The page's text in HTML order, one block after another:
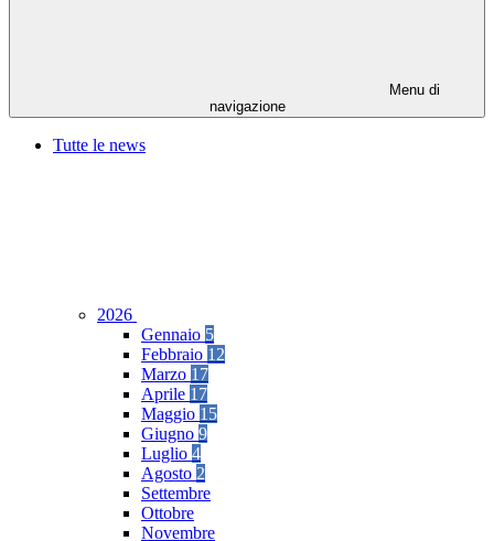
Menu di
navigazione
Tutte le news
2026
Gennaio 5
Febbraio 12
Marzo 17
Aprile 17
Maggio 15
Giugno 9
Luglio 4
Agosto 2
Settembre
Ottobre
Novembre